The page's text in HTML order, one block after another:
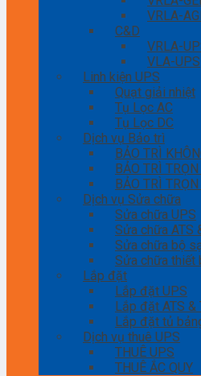
VRLA-
C&D
VRLA-
VLA-UPS
Linh kiện UPS
Quạt giải nhiệt
Tụ Lọc AC
Tụ Lọc DC
Dịch vụ Bảo trì
BẢO TRÌ
BẢO TRÌ TRỌN
BẢO TRÌ
Dịch vụ Sửa chữa
Sửa chữa UPS
Sửa chữa ATS
Sửa chữa bộ
Sửa chữa thiết
Lắp đặt
Lắp đặt UPS
Lắp đặt ATS &
Lắp đặt tủ
Dịch vụ thuê UPS
THUÊ UPS
THUÊ ẮC QUY